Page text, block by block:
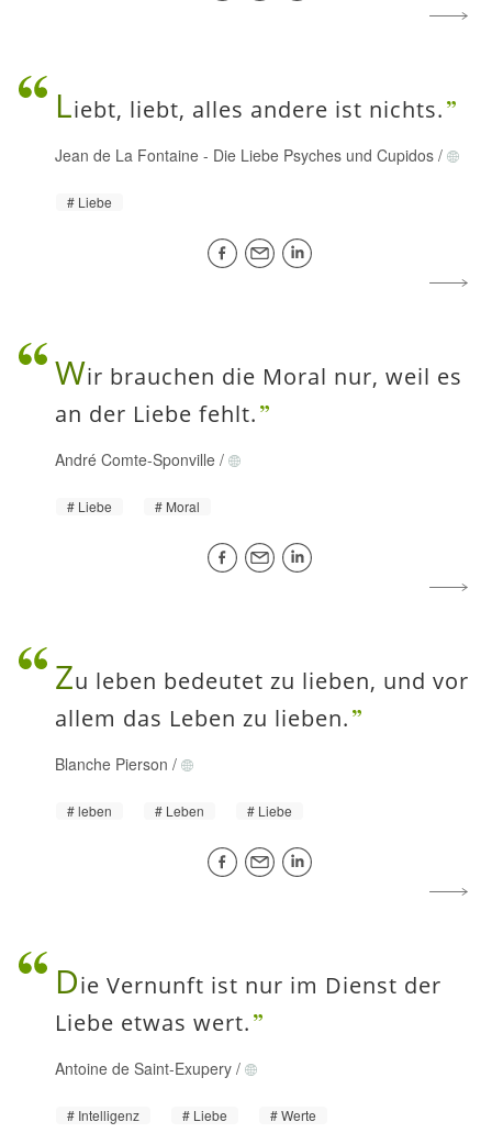
Liebt, liebt, alles andere ist nichts.
Jean de La Fontaine - Die Liebe Psyches und Cupidos /
Liebe
Wir brauchen die Moral nur, weil es
an der Liebe fehlt.
André Comte-Sponville /
Liebe Moral
Zu leben bedeutet zu lieben, und vor
allem das Leben zu lieben.
Blanche Pierson /
leben Leben Liebe
Die Vernunft ist nur im Dienst der
Liebe etwas wert.
Antoine de Saint-Exupery /
Intelligenz Liebe Werte